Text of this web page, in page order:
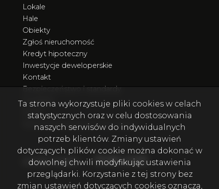
Lokale
Hale
Obiekty
Zgłoś nieruchomość
Kredyt hipoteczny
Inwestycje deweloperskie
Kontakt
Bezpieczeństwo i standardy
Poradnik
Rodo
Nieruchomości poza Trójmiastem
social media Facebook
Facebook
Facebook
Facebook
Facebook
Facebook
Facebook
Ta strona wykorzystuje pliki cookies w celach
statystycznych oraz w celu dostosowania
naszych serwisów do indywidualnych
potrzeb klientów. Zmiany ustawień
dotyczących plików cookie można dokonać w
dowolnej chwili modyfikując ustawienia
przeglądarki. Korzystanie z tej strony bez
zmian ustawień dotyczących cookies oznacza,